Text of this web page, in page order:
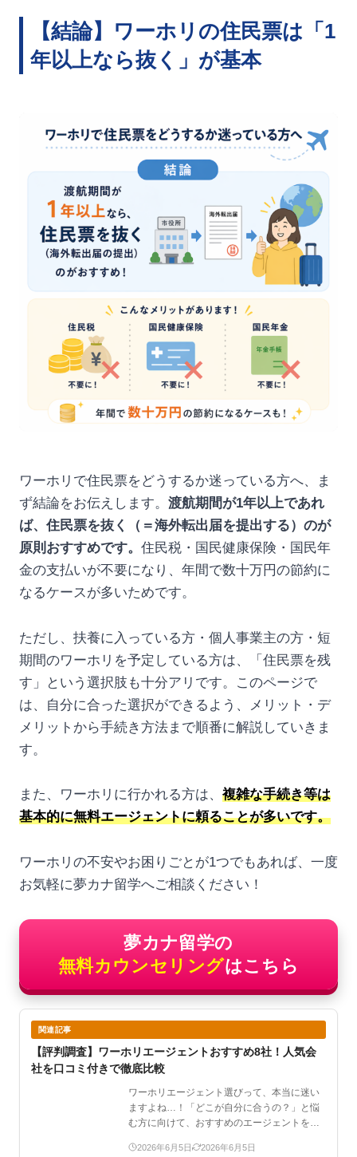
【結論】ワーホリの住民票は「1
年以上なら抜く」が基本
ワーホリで住民票をどうするか迷っている方へ、ま
ず結論をお伝えします。 渡航期間が1年以上であれ
ば、住民票を抜く（＝海外転出届を提出する）のが
原則おすすめです。 住民税・国民健康保険・国民年
金の支払いが不要になり、年間で数十万円の節約に
なるケースが多いためです。
ただし、扶養に入っている方・個人事業主の方・短
期間のワーホリを予定している方は、「住民票を残
す」という選択肢も十分アリです。このページで
は、自分に合った選択ができるよう、メリット・デ
メリットから手続き方法まで順番に解説していきま
す。
また、ワーホリに行かれる方は、 複雑な手続き等は
基本的に無料エージェントに頼ることが多いです。
ワーホリの不安やお困りごとが1つでもあれば、一度
お気軽に夢カナ留学へご相談ください！
夢カナ留学の
無料カウンセリングはこちら
関連記事
【評判調査】ワーホリエージェントおすすめ8社！人気会
社を口コミ付きで徹底比較
ワーホリエージェント選びって、本当に迷い
ますよね…！「どこが自分に合うの？」と悩
む方に向けて、おすすめのエージェントをま
2026年6月5日 2026年6月5日